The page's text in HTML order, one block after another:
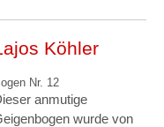
Köhler
Nr. 12
anmutige
wurde von